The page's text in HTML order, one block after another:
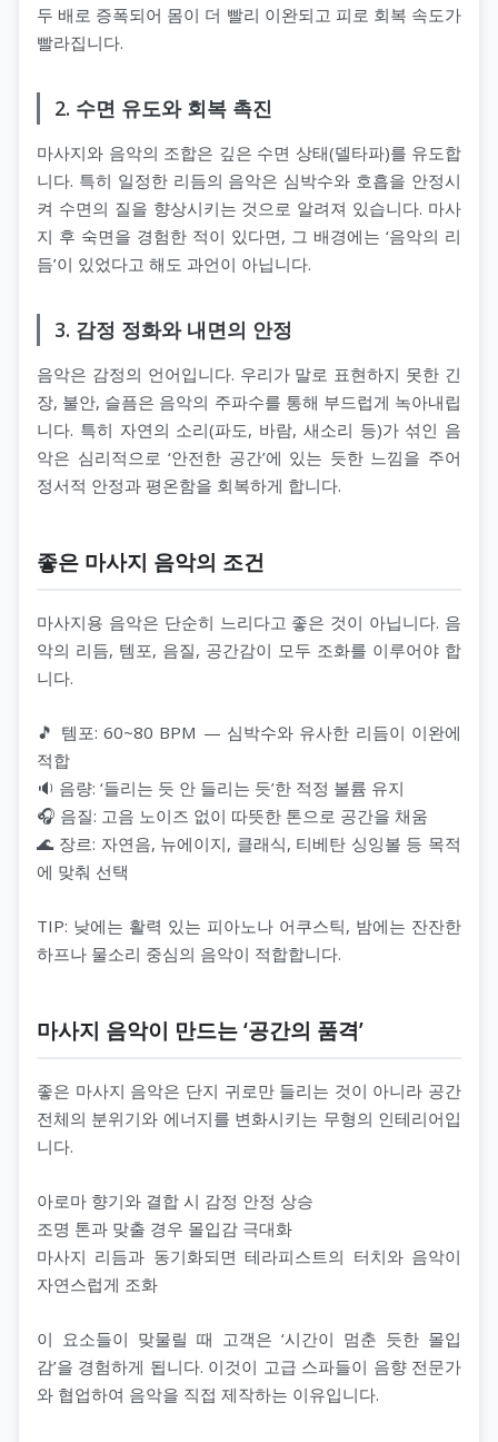
두 배로 증폭되어 몸이 더 빨리 이완되고 피로 회복 속도가
빨라집니다.
2. 수면 유도와 회복 촉진
마사지와 음악의 조합은 깊은 수면 상태(델타파)를 유도합
니다. 특히 일정한 리듬의 음악은 심박수와 호흡을 안정시
켜 수면의 질을 향상시키는 것으로 알려져 있습니다. 마사
지 후 숙면을 경험한 적이 있다면, 그 배경에는 ‘음악의 리
듬’이 있었다고 해도 과언이 아닙니다.
3. 감정 정화와 내면의 안정
음악은 감정의 언어입니다. 우리가 말로 표현하지 못한 긴
장, 불안, 슬픔은 음악의 주파수를 통해 부드럽게 녹아내립
니다. 특히 자연의 소리(파도, 바람, 새소리 등)가 섞인 음
악은 심리적으로 ‘안전한 공간’에 있는 듯한 느낌을 주어
정서적 안정과 평온함을 회복하게 합니다.
좋은 마사지 음악의 조건
마사지용 음악은 단순히 느리다고 좋은 것이 아닙니다. 음
악의 리듬, 템포, 음질, 공간감이 모두 조화를 이루어야 합
니다.
🎵 템포: 60~80 BPM — 심박수와 유사한 리듬이 이완에
적합
🔉 음량: ‘들리는 듯 안 들리는 듯’한 적정 볼륨 유지
🎧 음질: 고음 노이즈 없이 따뜻한 톤으로 공간을 채움
🌊 장르: 자연음, 뉴에이지, 클래식, 티베탄 싱잉볼 등 목적
에 맞춰 선택
TIP: 낮에는 활력 있는 피아노나 어쿠스틱, 밤에는 잔잔한
하프나 물소리 중심의 음악이 적합합니다.
마사지 음악이 만드는 ‘공간의 품격’
좋은 마사지 음악은 단지 귀로만 들리는 것이 아니라 공간
전체의 분위기와 에너지를 변화시키는 무형의 인테리어입
니다.
아로마 향기와 결합 시 감정 안정 상승
조명 톤과 맞출 경우 몰입감 극대화
마사지 리듬과 동기화되면 테라피스트의 터치와 음악이
자연스럽게 조화
이 요소들이 맞물릴 때 고객은 ‘시간이 멈춘 듯한 몰입
감’을 경험하게 됩니다. 이것이 고급 스파들이 음향 전문가
와 협업하여 음악을 직접 제작하는 이유입니다.